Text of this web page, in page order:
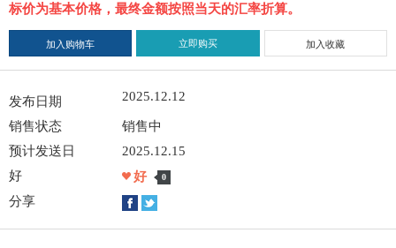
标价为基本价格，最终金额按照当天的汇率折算。
加入购物车 立即购买 加入收藏
发布日期 2025.12.12
销售状态
销售中
预计发送日
2025.12.15
好
好 0
分享